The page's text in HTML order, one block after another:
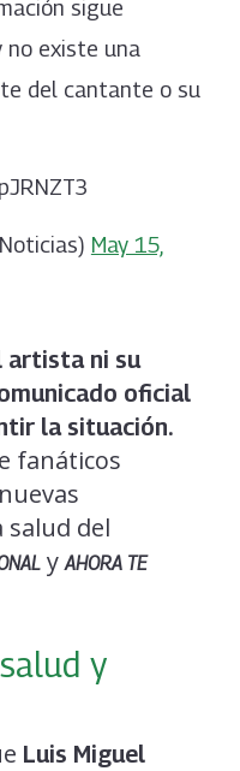
sigue
no existe una
del cantante o su
May 15,
artista ni su
oficial
la situación.
fanáticos
salud del
yAHORA TE
y
Luis Miguel